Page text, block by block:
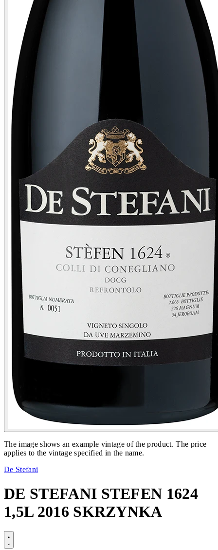
The image shows an example vintage of the product. The price
applies to the vintage specified in the name.
De Stefani
DE STEFANI STEFEN 1624
1,5L 2016 SKRZYNKA